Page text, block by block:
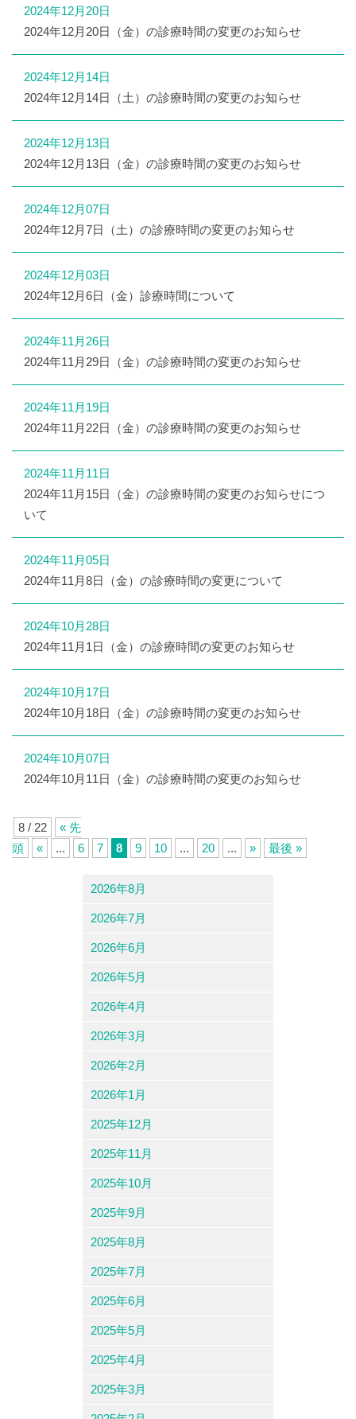
2024年12月20日
2024年12月20日（金）の診療時間の変更のお知らせ
2024年12月14日
2024年12月14日（土）の診療時間の変更のお知らせ
2024年12月13日
2024年12月13日（金）の診療時間の変更のお知らせ
2024年12月07日
2024年12月7日（土）の診療時間の変更のお知らせ
2024年12月03日
2024年12月6日（金）診療時間について
2024年11月26日
2024年11月29日（金）の診療時間の変更のお知らせ
2024年11月19日
2024年11月22日（金）の診療時間の変更のお知らせ
2024年11月11日
2024年11月15日（金）の診療時間の変更のお知らせにつ
いて
2024年11月05日
2024年11月8日（金）の診療時間の変更について
2024年10月28日
2024年11月1日（金）の診療時間の変更のお知らせ
2024年10月17日
2024年10月18日（金）の診療時間の変更のお知らせ
2024年10月07日
2024年10月11日（金）の診療時間の変更のお知らせ
8 / 22
« 先
頭
« ... 6 7 8 9 10 ... 20 ... » 最後 »
2026年8月
2026年7月
2026年6月
2026年5月
2026年4月
2026年3月
2026年2月
2026年1月
2025年12月
2025年11月
2025年10月
2025年9月
2025年8月
2025年7月
2025年6月
2025年5月
2025年4月
2025年3月